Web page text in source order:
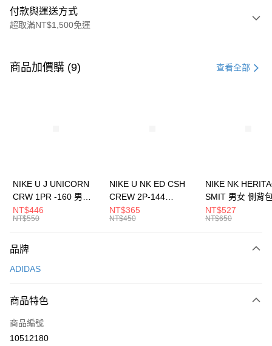
付款與運送方式
超取滿NT$1,500免運
信用卡一次付款
元大商業銀行
台灣樂天信用卡公司
全盈+PAY
AFTEE先享後付
【關於「AFTEE先享後付」】
便利好安心！
３．安心：先確認商品／服務後，再付款。
【「AFTEE先享後付」結帳流程】
１．於結帳方式選擇「AFTEE先享後付」後，將跳轉至「AFTEE先享後付」
運送方式
每筆NT$100，滿NT$1,500(含以上)免運費
宅配
每筆NT$100，滿NT$1,500(含以上)免運費
商品加價購 (9) 查看全部
NIKE U J UNICORN
CRW 1PR -160 男女
中統襪 FZ3393100
NT$446
NT$550
NIKE U NK ED CSH
CREW 2P-144
EMBRDY 男女 短統襪
FZ3073133
NT$365
NT$450
NIKE NK
SMIT 男女 側背
BA5871010
NT$527
NT$650
品牌
ADIDAS
商品特色
商品編號
10512180